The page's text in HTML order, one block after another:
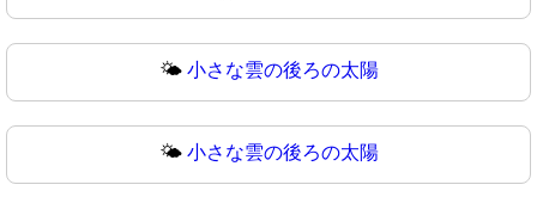
🌤️ 小さな雲の後ろの太陽
🌤 小さな雲の後ろの太陽